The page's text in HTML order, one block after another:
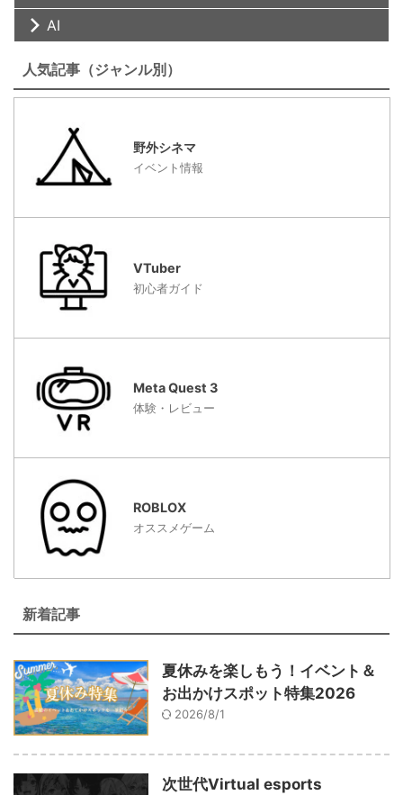
AI
人気記事（ジャンル別）
野外シネマ
イベント情報
VTuber
初心者ガイド
Meta Quest 3
体験・レビュー
ROBLOX
オススメゲーム
新着記事
夏休みを楽しもう！イベント＆
お出かけスポット特集2026
2026/8/1
次世代Virtual esports